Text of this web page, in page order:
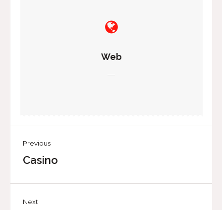
Web
—
Previous
Casino
Next